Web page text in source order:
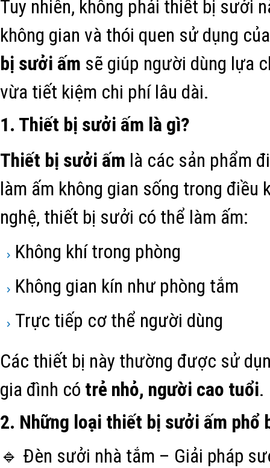
Tuy nhiên, không phải thiết bị sưởi
không gian và thói quen sử dụng
bị sưởi ấm sẽ giúp người dùng lựa
vừa tiết kiệm chi phí lâu dài.
1. Thiết bị sưởi ấm là gì?
Thiết bị sưởi ấm là các sản phẩm
làm ấm không gian sống trong
nghệ, thiết bị sưởi có thể làm ấm:
Không khí trong phòng
Không gian kín như phòng tắm
Trực tiếp cơ thể người dùng
Các thiết bị này thường được sử
gia đình có trẻ nhỏ, người cao tuổi.
2. Những loại thiết bị sưởi ấm phổ
🔹 Đèn sưởi nhà tắm – Giải pháp